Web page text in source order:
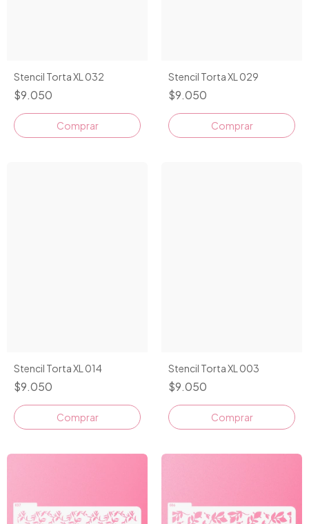
Stencil Torta XL 032
$9.050
Stencil Torta XL 029
$9.050
Stencil Torta XL 014
$9.050
Stencil Torta XL 003
$9.050